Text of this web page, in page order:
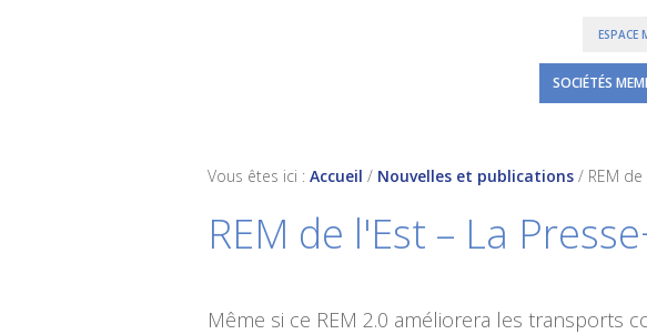
ESPACE
SOCIÉTÉS
Vous êtes ici : Accueil / Nouvelles et publications / REM
REM de l'Est – La
Même si ce REM 2.0 améliorera les transports